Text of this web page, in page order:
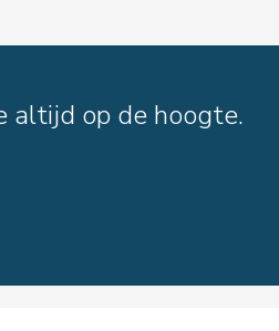
altijd op de hoogte.